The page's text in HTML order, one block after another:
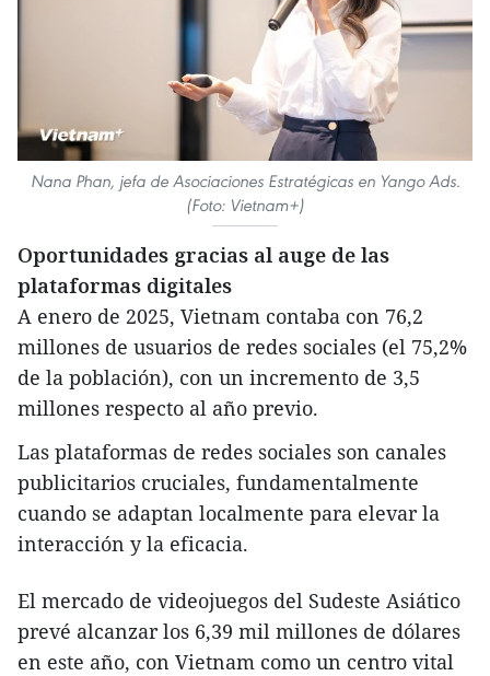
Nana Phan, jefa de Asociaciones Estratégicas en Yango Ads.
(Foto: Vietnam+)
Oportunidades gracias al auge de las
plataformas digitales
A enero de 2025, Vietnam contaba con 76,2
millones de usuarios de redes sociales (el 75,2%
de la población), con un incremento de 3,5
millones respecto al año previo.
Las plataformas de redes sociales son canales
publicitarios cruciales, fundamentalmente
cuando se adaptan localmente para elevar la
interacción y la eficacia.
El mercado de videojuegos del Sudeste Asiático
prevé alcanzar los 6,39 mil millones de dólares
en este año, con Vietnam como un centro vital